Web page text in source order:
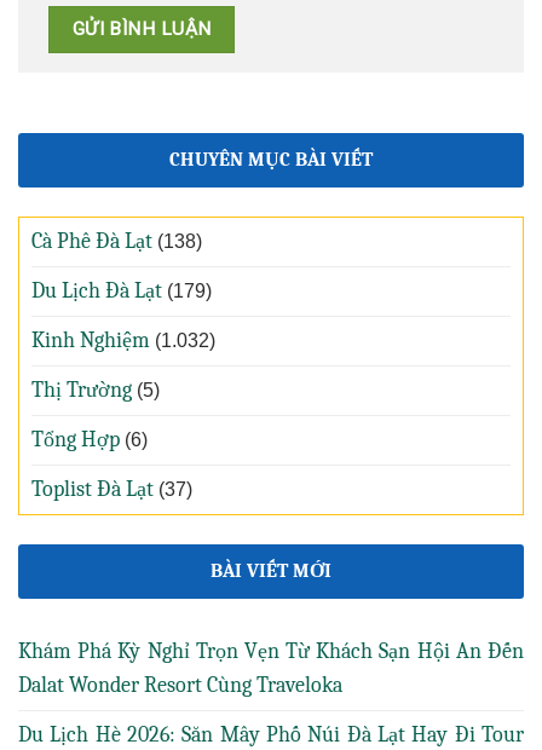
CHUYÊN MỤC BÀI VIẾT
Cà Phê Đà Lạt (138)
Du Lịch Đà Lạt (179)
Kinh Nghiệm (1.032)
Thị Trường (5)
Tổng Hợp (6)
Toplist Đà Lạt (37)
BÀI VIẾT MỚI
Khám Phá Kỳ Nghỉ Trọn Vẹn Từ Khách Sạn Hội An Đến
Dalat Wonder Resort Cùng Traveloka
Du Lịch Hè 2026: Săn Mây Phố Núi Đà Lạt Hay Đi Tour